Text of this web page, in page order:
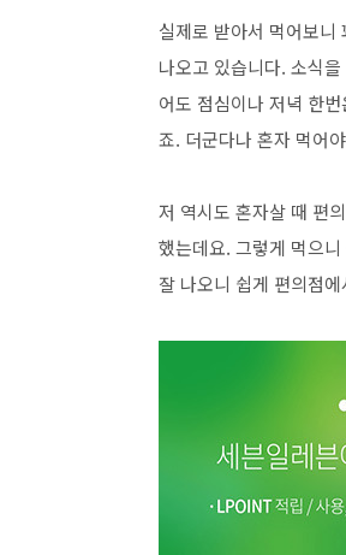
실제로 받아서 먹어보니
나오고 있습니다. 소식
어도 점심이나 저녁 한
죠. 더군다나 혼자 먹어
저 역시도 혼자살 때 편
했는데요. 그렇게 먹으
잘 나오니 쉽게 편의점